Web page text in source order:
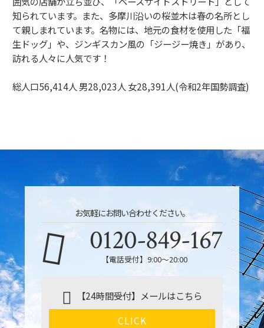
知られています。また、多摩川沿いの桜並木は春の名所とし
て親しまれています。名物には、地元の食材を使用した「福
生ドッグ」や、ジンギスカン風の「ジージー焼き」があり、
訪れる人々に人気です！
総人口56,414人 男28,023人 女28,391人(令和2年国勢調査)
お気軽にお問い合わせください。
0120-849-167
【電話受付】9:00〜20:00
【24時間受付】メールはこちら
CLICK